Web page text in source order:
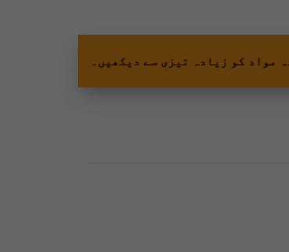
مواد کو زیادہ تیزی سے دیکھیں۔